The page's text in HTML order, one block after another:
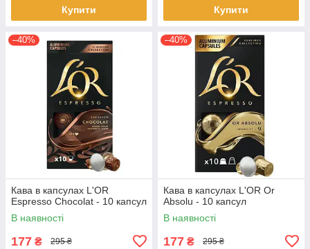
Купити Купити
–40%
Кава в капсулах L'OR
Espresso Chocolat - 10 капсул
В наявності
177 ₴ 295 ₴
–40%
Кава в капсулах L'OR Or
Absolu - 10 капсул
В наявності
177 ₴ 295 ₴